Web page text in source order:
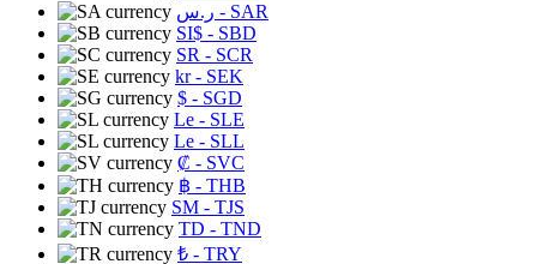
ر.س - SAR
SI$ - SBD
SR - SCR
kr- SEK
$ - SGD
Le - SLE
Le - SLL
₡ - SVC
฿ - THB
ЅМ - TJS
TD - TND
₺ - TRY